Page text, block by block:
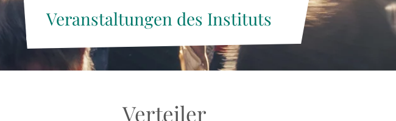
Veranstaltungen des Instituts
Verteiler